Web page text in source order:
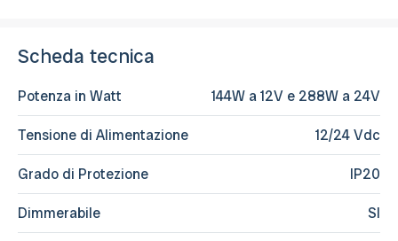
Scheda tecnica
Potenza in Watt 144W a 12V e 288W a 24V
Tensione di Alimentazione 12/24 Vdc
Grado di Protezione IP20
Dimmerabile SI